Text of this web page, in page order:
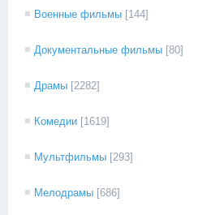
Военные фильмы [144]
Документальные фильмы [80]
Драмы [2282]
Комедии [1619]
Мультфильмы [293]
Мелодрамы [686]